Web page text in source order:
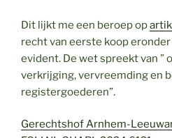
Dit lijkt me een beroep op
recht van eerste koop
evident. De wet spreekt van ”
verkrijging, vervreemding en
registergoederen”.
Gerechtshof Arnhem-